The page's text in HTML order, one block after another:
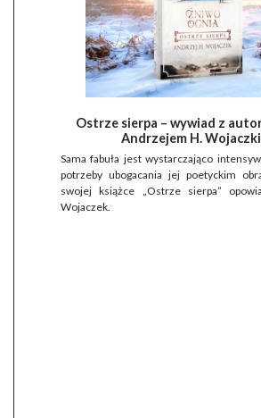
Ostrze sierpa – wywiad z
Andrzejem H.
Sama fabuła jest wystarczająco
potrzeby ubogacania jej poetyckim
swojej książce „Ostrze sierpa”
Wojaczek.